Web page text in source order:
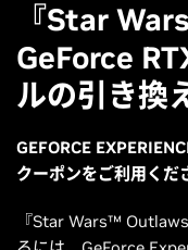
『Star
GeForce
ルの引き換
GEFORCE
クーポンをご利用くだ
『Star Wars™